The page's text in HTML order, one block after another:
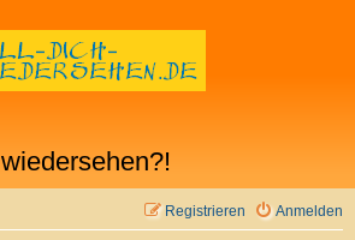
wiedersehen?!
Anmelden
Registrieren